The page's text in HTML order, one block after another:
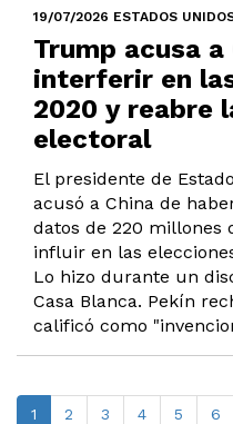
19/07/2026 ESTADOS
Trump acusa a
interferir en
2020 y reabre
electoral
El presidente de
acusó a China de
datos de 220 millones
influir en las
Lo hizo durante un
Casa Blanca. Pekín
calificó como
1 2 3 4 5 6